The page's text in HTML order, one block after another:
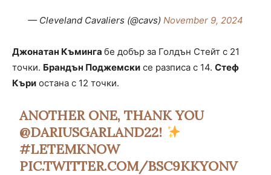
— Cleveland Cavaliers (@cavs) November 9, 2024
Джонатан Къминга бе добър за Голдън Стейт с 21
точки. Брандън Поджемски се разписа с 14. Стеф
Къри остана с 12 точки.
ANOTHER ONE, THANK YOU
@DARIUSGARLAND22!
#LETEMKNOW
PIC.TWITTER.COM/BSC9KKYONV